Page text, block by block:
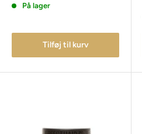
På lager
Tilføj til kurv